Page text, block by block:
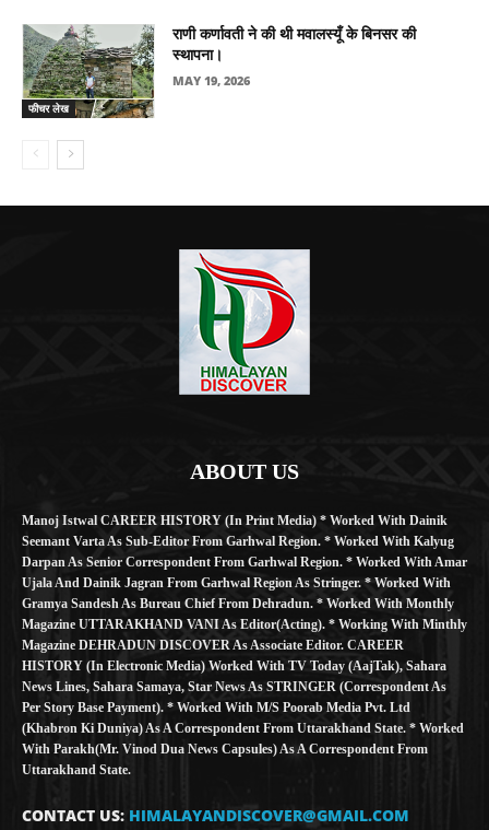
फीचर लेख
राणी कर्णावती ने की थी मवालस्यूँ के बिनसर की
स्थापना।
MAY 19, 2026
ABOUT US
Manoj Istwal CAREER HISTORY (in Print Media) * Worked With Dainik
Seemant Varta As Sub-Editor From Garhwal Region. * Worked With Kalyug
Darpan As Senior Correspondent From Garhwal Region. * Worked With Amar
Ujala And Dainik Jagran From Garhwal Region As Stringer. * Worked With
Gramya Sandesh As Bureau Chief From Dehradun. * Worked With Monthly
Magazine UTTARAKHAND VANI As Editor(Acting). * Working With Minthly
Magazine DEHRADUN DISCOVER As Associate Editor. CAREER
HISTORY (in Electronic Media) Worked With TV Today (AajTak), Sahara
News Lines, Sahara Samaya, Star News As STRINGER (Correspondent As
Per Story Base Payment). * Worked With M/S Poorab Media Pvt. Ltd
(Khabron Ki Duniya) As A Correspondent From Uttarakhand State. * Worked
With Parakh(Mr. Vinod Dua News Capsules) As A Correspondent From
Uttarakhand State.
CONTACT US: HIMALAYANDISCOVER@GMAIL.COM